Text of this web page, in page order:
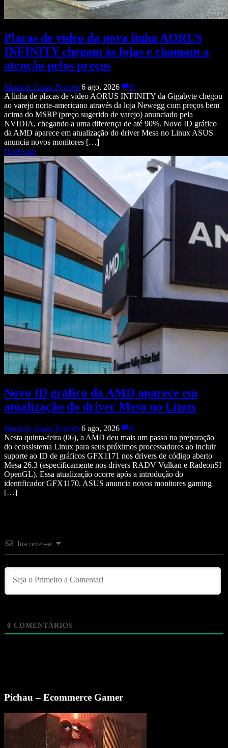
Placas de vídeo da nova linha AORUS
INFINITY chegam às lojas e chamam a
atenção pelos preços
Matheus Souza Peixoto 6 ago, 2026
0
A linha de placas de vídeo AORUS INFINITY da Gigabyte chegou
ao varejo norte-americano através da loja Newegg com preços bem
acima do MSRP (preço sugerido de varejo) anunciado pela
NVIDIA, chegando a uma diferença de até 90%. Novo ID gráfico
da AMD aparece em atualização do driver Mesa no Linux ASUS
anuncia novos monitores […]
Hardware
Novo ID gráfico da AMD aparece em
atualização do driver Mesa no Linux
Matheus Souza Peixoto 6 ago, 2026
0
Nesta quinta-feira (06), a AMD deu mais um passo na preparação
do ecossistema Linux para seus próximos processadores ao incluir
suporte ao ID de gráficos GFX1171 nos drivers de código aberto
Mesa 26.3 (especificamente nos drivers RADV Vulkan e RadeonSI
OpenGL). Essa atualização ocorre após a introdução do
identificador GFX1170. ASUS anuncia novos monitores gaming
[…]
Inscrever-se
0 COMENTÁRIOS
Pichau – Ecommerce Gamer